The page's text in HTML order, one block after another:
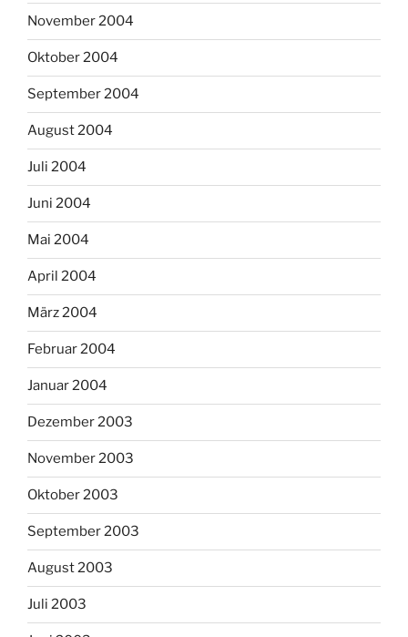
November 2004
Oktober 2004
September 2004
August 2004
Juli 2004
Juni 2004
Mai 2004
April 2004
März 2004
Februar 2004
Januar 2004
Dezember 2003
November 2003
Oktober 2003
September 2003
August 2003
Juli 2003